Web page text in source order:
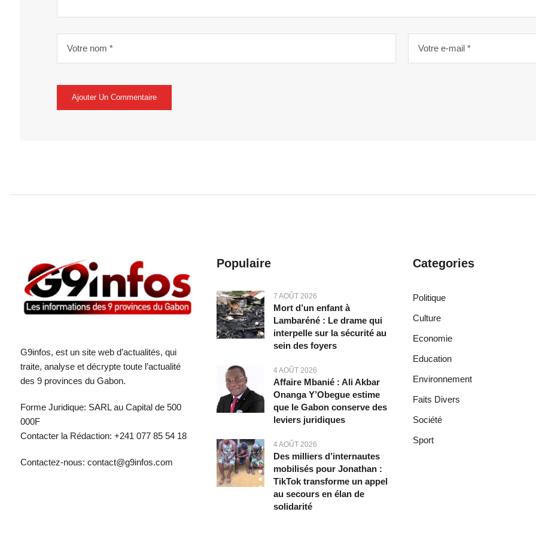
G9infos, est un site web d’actualités, qui
traite, analyse et décrypte toute l’actualité
des 9 provinces du Gabon.
Forme Juridique: SARL au Capital de 500
000F
Contacter la Rédaction: +241 077 85 54 18
Contactez-nous: contact@g9infos.com
Populaire
7 AOÛT 2026
Mort d’un enfant à
Lambaréné : Le drame qui
interpelle sur la sécurité au
sein des foyers
4 AOÛT 2026
Affaire Mbanié : Ali Akbar
Onanga Y’Obegue estime
que le Gabon conserve des
leviers juridiques
4 AOÛT 2026
Des milliers d’internautes
mobilisés pour Jonathan :
TikTok transforme un appel
au secours en élan de
solidarité
Categories
Politique
Culture
Economie
Education
Environnement
Faits Divers
Société
Sport